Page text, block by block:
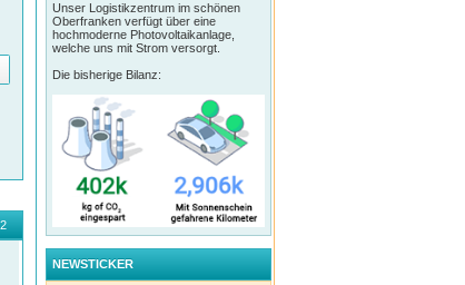
Unser Logistikzentrum im schönen
Oberfranken verfügt über eine
hochmoderne Photovoltaikanlage,
welche uns mit Strom versorgt.
Die bisherige Bilanz:
NEWSTICKER